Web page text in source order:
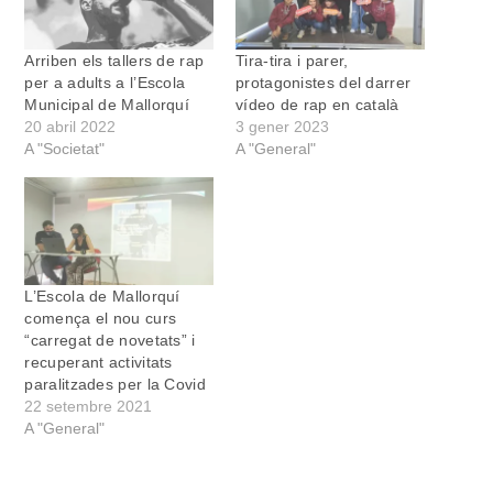
Arriben els tallers de rap
per a adults a l’Escola
Municipal de Mallorquí
20 abril 2022
A "Societat"
Tira-tira i parer,
protagonistes del darrer
vídeo de rap en català
3 gener 2023
A "General"
L’Escola de Mallorquí
comença el nou curs
“carregat de novetats” i
recuperant activitats
paralitzades per la Covid
22 setembre 2021
A "General"